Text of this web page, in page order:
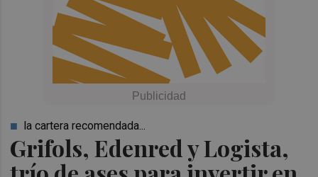
Grifols, Edenred y Logista,
la cartera recomendada...